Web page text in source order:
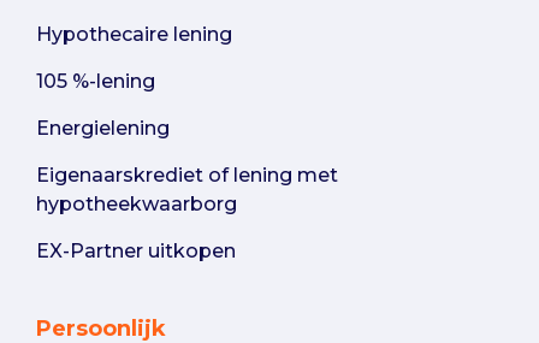
Hypothecaire lening
105 %-lening
Energielening
Eigenaarskrediet of lening met
hypotheekwaarborg
EX-Partner uitkopen
Persoonlijk